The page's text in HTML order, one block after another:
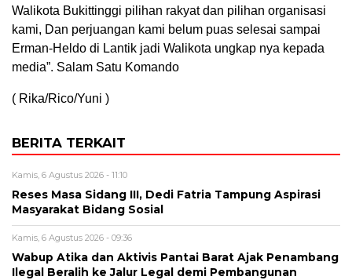
Walikota Bukittinggi pilihan rakyat dan pilihan organisasi
kami, Dan perjuangan kami belum puas selesai sampai
Erman-Heldo di Lantik jadi Walikota ungkap nya kepada
media”. Salam Satu Komando
( Rika/Rico/Yuni )
BERITA TERKAIT
Kamis, 6 Agustus 2026 - 11:10
Reses Masa Sidang III, Dedi Fatria Tampung Aspirasi
Masyarakat Bidang Sosial
Kamis, 6 Agustus 2026 - 09:36
Wabup Atika dan Aktivis Pantai Barat Ajak Penambang
Ilegal Beralih ke Jalur Legal demi Pembangunan